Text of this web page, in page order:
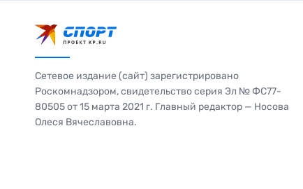
Сетевое издание (сайт) зарегистрировано
Роскомнадзором, свидетельство серия Эл № ФС77-
80505 от 15 марта 2021 г. Главный редактор — Носова
Олеся Вячеславовна.